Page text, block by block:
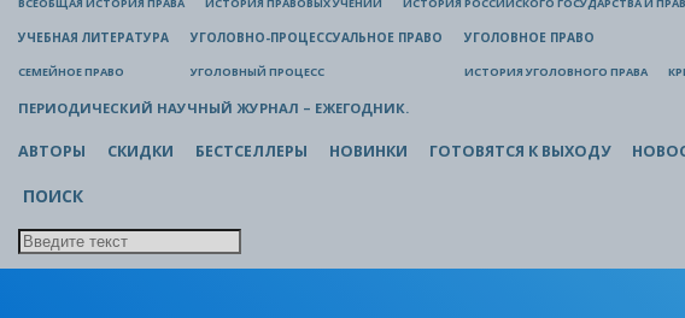
УЧЕБНАЯ ЛИТЕРАТУРА
СЕМЕЙНОЕ ПРАВО
УГОЛОВНО-ПРОЦЕССУАЛЬНОЕ ПРАВО
УГОЛОВНЫЙ ПРОЦЕСС
УГОЛОВНОЕ ПРАВО
ИСТОРИЯ УГОЛОВНОГО ПРАВА
ПЕРИОДИЧЕСКИЙ НАУЧНЫЙ ЖУРНАЛ – ЕЖЕГОДНИК.
АВТОРЫ СКИДКИ БЕСТСЕЛЛЕРЫ НОВИНКИ ГОТОВЯТСЯ К ВЫХОДУ
ПОИСК